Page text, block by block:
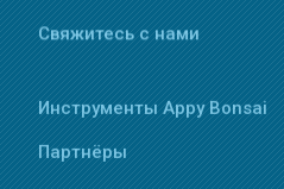
Свяжитесь с нами
Инструменты Appy Bonsai
Партнёры